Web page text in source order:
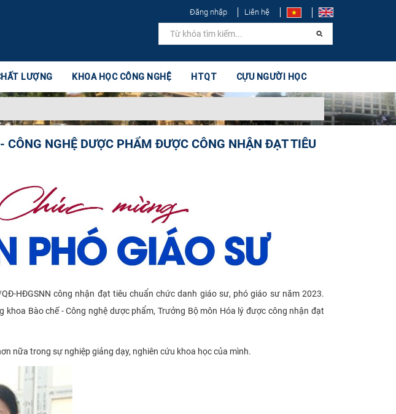
Đăng nhập Liên hệ
LƯỢNG KHOA HỌC CÔNG NGHỆ HTQT CỰU NGƯỜI HỌC
NGHỆ DƯỢC PHẨM ĐƯỢC CÔNG NHẬN ĐẠT TIÊU
HĐGSNN công nhận đạt tiêu chuẩn chức danh giáo sư, phó giáo sư năm 2023.
Bào chế - Công nghệ dược phẩm, Trưởng Bộ môn Hóa lý được công nhận đạt
nữa trong sự nghiệp giảng dạy, nghiên cứu khoa học của mình.